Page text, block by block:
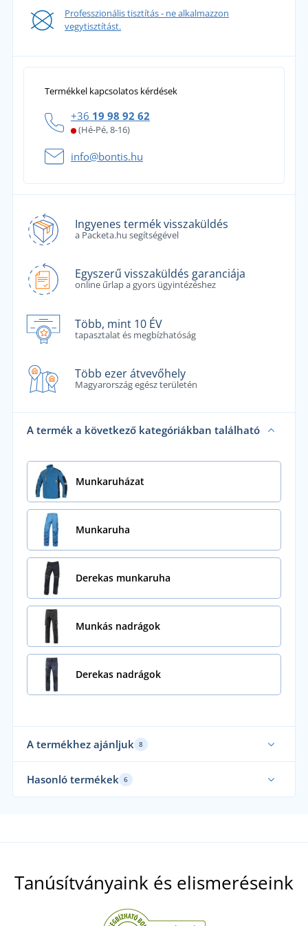
Professzionális tisztítás - ne alkalmazzon
vegytisztítást.
Termékkel kapcsolatos kérdések
+36 19 98 92 62
(Hé-Pé, 8-16)
info@bontis.hu
Ingyenes termék visszaküldés
a Packeta.hu segítségével
Egyszerű visszaküldés garanciája
online űrlap a gyors ügyintézéshez
Több, mint 10 ÉV
tapasztalat és megbízhatóság
Több ezer átvevőhely
Magyarország egész területén
A termék a következő kategóriákban található
Munkaruházat
Munkaruha
Derekas munkaruha
Munkás nadrágok
Derekas nadrágok
A termékhez ajánljuk 8
Hasonló termékek 6
Tanúsítványaink és elismeréseink